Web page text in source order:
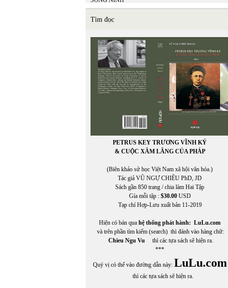
SONG THAO
SUZANNE WANG
Tìm đọc
PETRUS KEY TRƯƠNG VĨNH KÝ
& CUỘC XÂM LĂNG CỦA PHÁP
(Biên khảo sử học Việt Nam xã hội văn hóa.)
Tác giả VŨ NGỰ CHIÊU PhD, JD
Sách gần 850 trang / chia làm Hai Tập
Gía mỗi tập : $30.00USD
Tạp chí Hợp-Lưu xuất bản 11-2019
Hiện có bán qua hệ thống phát hành: LuLu.com
và trên phần tìm kiếm (search) thì đánh vào hàng chữ:
Chieu Ngu Vu thì các tựa sách sẽ hiện ra.
***
Quý vị có thể vào đường dẫn này: LuLu.com
thì các tựa sách sẽ hiện ra.